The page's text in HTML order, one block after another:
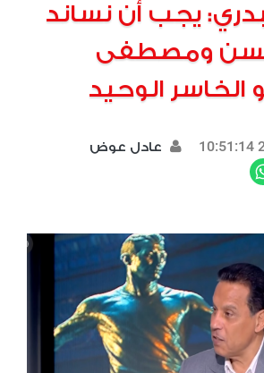
يجب أن نساند
ومصطفى
الوحيد
عادل عوض